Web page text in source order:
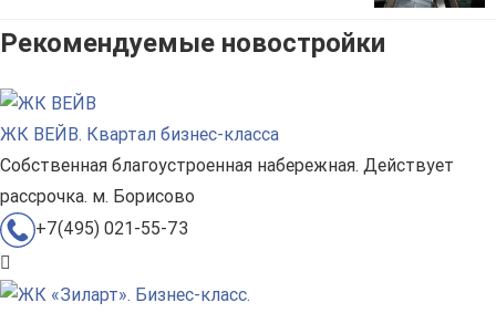
Рекомендуемые новостройки
ЖК ВЕЙВ. Квартал бизнес-класса
Собственная благоустроенная набережная. Действует
рассрочка. м. Борисово
+7(495) 021-55-73